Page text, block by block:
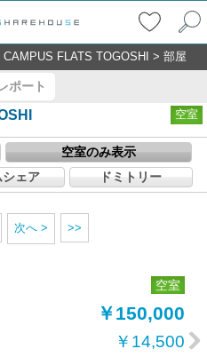
CAMPUS FLATS TOGOSHI > 部屋
ポート
空室
空室のみ表示
シェア ドミトリー
次へ > >>
空室
￥150,000
￥14,500